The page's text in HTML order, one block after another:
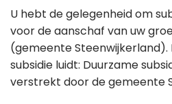
U hebt de gelegenheid om
voor de aanschaf van uw
(gemeente Steenwijkerland).
subsidie luidt: Duurzame
verstrekt door de gemeente